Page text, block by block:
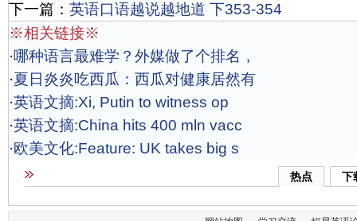
下一篇： 英语口语越说越地道 下353-354
※相关链接※
·哪种语言最难学？外媒做了个排名，
·夏日炎炎吃西瓜：西瓜对健康居然有
·英语文摘:Xi, Putin to witness op
·英语文摘:China hits 400 mln vacc
·欧美文化:Feature: UK takes big s
热点 下